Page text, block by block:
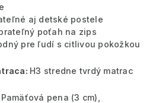
aj detské postele
poťah na zips
pre ľudí s citlivou pokožkou
H3 stredne tvrdý matrac
Pamäťová pena (3 cm),